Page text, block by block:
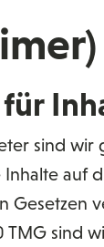
sind wir
auf
Gesetzen
TMG sind